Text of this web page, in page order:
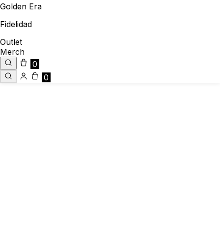
Golden Era
Fidelidad
Outlet
Merch
0
0